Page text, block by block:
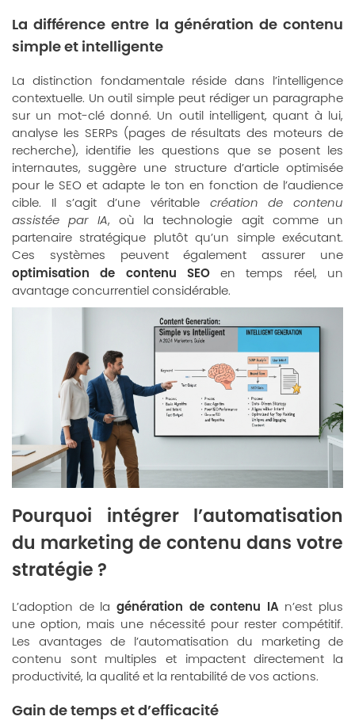
La différence entre la génération de contenu
simple et intelligente
La distinction fondamentale réside dans l’intelligence
contextuelle. Un outil simple peut rédiger un paragraphe
sur un mot-clé donné. Un outil intelligent, quant à lui,
analyse les SERPs (pages de résultats des moteurs de
recherche), identifie les questions que se posent les
internautes, suggère une structure d’article optimisée
pour le SEO et adapte le ton en fonction de l’audience
cible. Il s’agit d’une véritable création de contenu
assistée par IA, où la technologie agit comme un
partenaire stratégique plutôt qu’un simple exécutant.
Ces systèmes peuvent également assurer une
optimisation de contenu SEOen temps réel, un
avantage concurrentiel considérable.
Pourquoi intégrer l’automatisation
du marketing de contenu dans votre
stratégie ?
L’adoption de la génération de contenu IAn’est plus
une option, mais une nécessité pour rester compétitif.
Les avantages de l’automatisation du marketing de
contenu sont multiples et impactent directement la
productivité, la qualité et la rentabilité de vos actions.
Gain de temps et d’efficacité